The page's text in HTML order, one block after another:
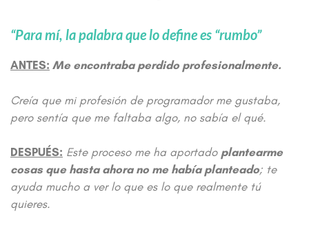
“Para mí, la palabra que lo define es “rumbo”
ANTES: Me encontraba perdido profesionalmente.
Creía que mi profesión de programador me gustaba,
pero sentía que me faltaba algo, no sabía el qué.
DESPUÉS: Este proceso me ha aportado plantearme
cosas que hasta ahora no me había planteado; te
ayuda mucho a ver lo que es lo que realmente tú
quieres.